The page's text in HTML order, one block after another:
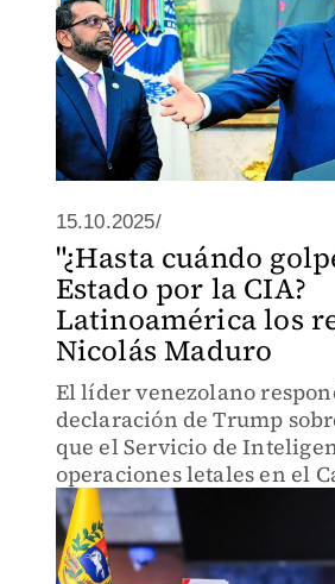
15.10.2025/
"¿Hasta cuándo
Estado por la CIA?
Latinoamérica los
Nicolás Maduro
El líder venezolano
declaración de Trump
que el Servicio de
operaciones letales en el